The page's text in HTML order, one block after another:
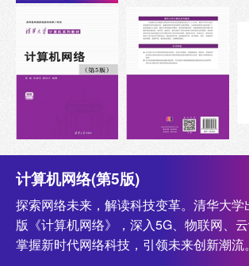
计算机网络(第5版)
探索网络未来，解读科技变革。清华大学
版《计算机网络》，深入5G、物联网、
掌握新时代网络科技，引领未来创新潮流。